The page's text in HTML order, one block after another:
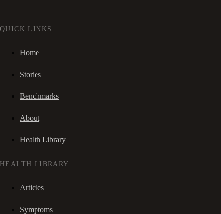
QUICK LINKS
Home
Stories
Benchmarks
About
Health Library
HEALTH LIBRARY
Articles
Symptoms